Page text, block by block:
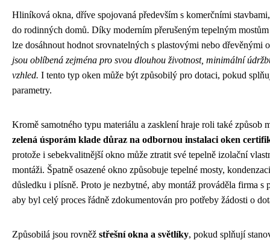
Hliníková okna, dříve spojovaná především s komerčními
do rodinných domů. Díky moderním přerušeným tepelným
lze dosáhnout hodnot srovnatelných s plastovými nebo dřevěnými
jsou oblíbená zejména pro svou dlouhou životnost, minimální
vzhled. I tento typ oken může být způsobilý pro dotaci, pokud
parametry.
Kromě samotného typu materiálu a zasklení hraje roli také způsob
zelená úsporám klade důraz na odbornou instalaci oken
protože i sebekvalitnější okno může ztratit své tepelně izolační
montáži. Špatně osazené okno způsobuje tepelné mosty,
důsledku i plísně. Proto je nezbytné, aby montáž prováděla firma s
aby byl celý proces řádně zdokumentován pro potřeby žádosti o
Způsobilá jsou rovněž střešní okna a světlíky, pokud splňují